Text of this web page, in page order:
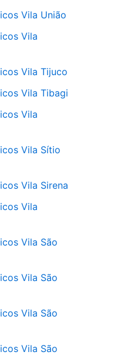
Vila União
Vila
Vila Tijuco
Vila Tibagi
Vila
Vila Sítio
Vila Sirena
Vila
Vila São
Vila São
Vila São
Vila São